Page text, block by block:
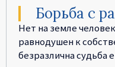
Борьба с
Нет на земле
равнодушен к
безразлична судьба